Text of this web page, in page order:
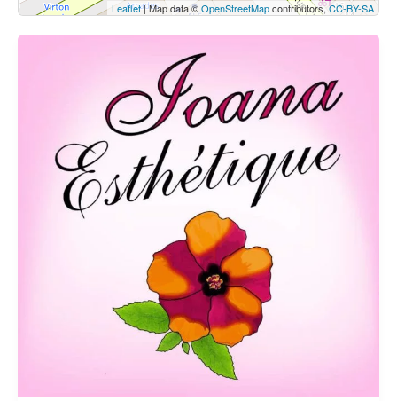
Leaflet| Map data ©OpenStreetMapcontributors,CC-BY-SA